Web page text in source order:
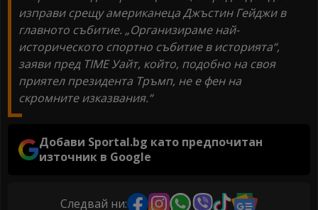
изправи срещу американеца Джъстин Гейджи в
главното събитие. „Организираме най-
историческото спортно събитие в историята“,
заяви пред TIME Уайт, който, подобно на своя
приятел президента Тръмп, не е фен на
скромните изказвания.“
Добави Sportal.bg като предпочитан
източник в Google
Следвай ни: